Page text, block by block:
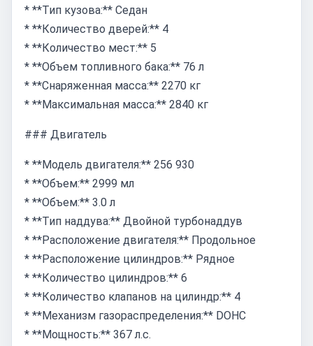
* **Тип кузова:** Седан
* **Количество дверей:** 4
* **Количество мест:** 5
* **Объем топливного бака:** 76 л
* **Снаряженная масса:** 2270 кг
* **Максимальная масса:** 2840 кг
### Двигатель
* **Модель двигателя:** 256 930
* **Объем:** 2999 мл
* **Объем:** 3.0 л
* **Тип наддува:** Двойной турбонаддув
* **Расположение двигателя:** Продольное
* **Расположение цилиндров:** Рядное
* **Количество цилиндров:** 6
* **Количество клапанов на цилиндр:** 4
* **Механизм газораспределения:** DOHC
* **Мощность:** 367 л.с.